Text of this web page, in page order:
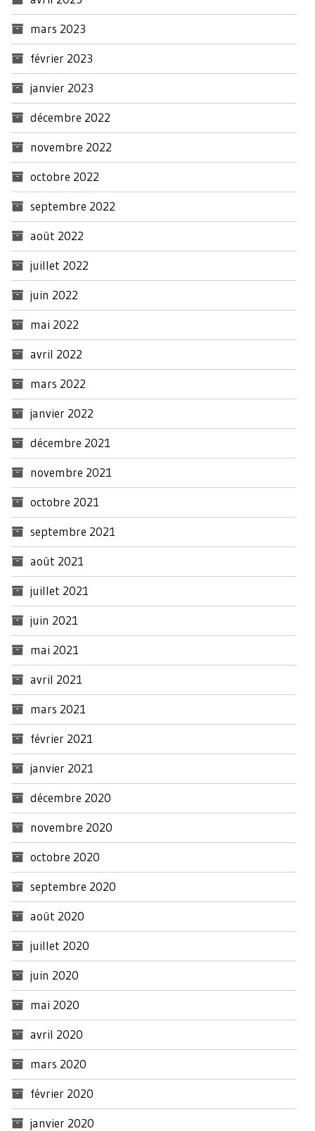
mars 2023
février 2023
janvier 2023
décembre 2022
novembre 2022
octobre 2022
septembre 2022
août 2022
juillet 2022
juin 2022
mai 2022
avril 2022
mars 2022
janvier 2022
décembre 2021
novembre 2021
octobre 2021
septembre 2021
août 2021
juillet 2021
juin 2021
mai 2021
avril 2021
mars 2021
février 2021
janvier 2021
décembre 2020
novembre 2020
octobre 2020
septembre 2020
août 2020
juillet 2020
juin 2020
mai 2020
avril 2020
mars 2020
février 2020
janvier 2020